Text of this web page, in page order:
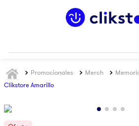
Promocionales Merch
Clikstore Amarillo
MÁS
BUSCADOS